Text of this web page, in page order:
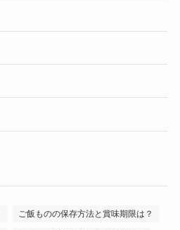
ご飯ものの保存方法と賞味期限は？